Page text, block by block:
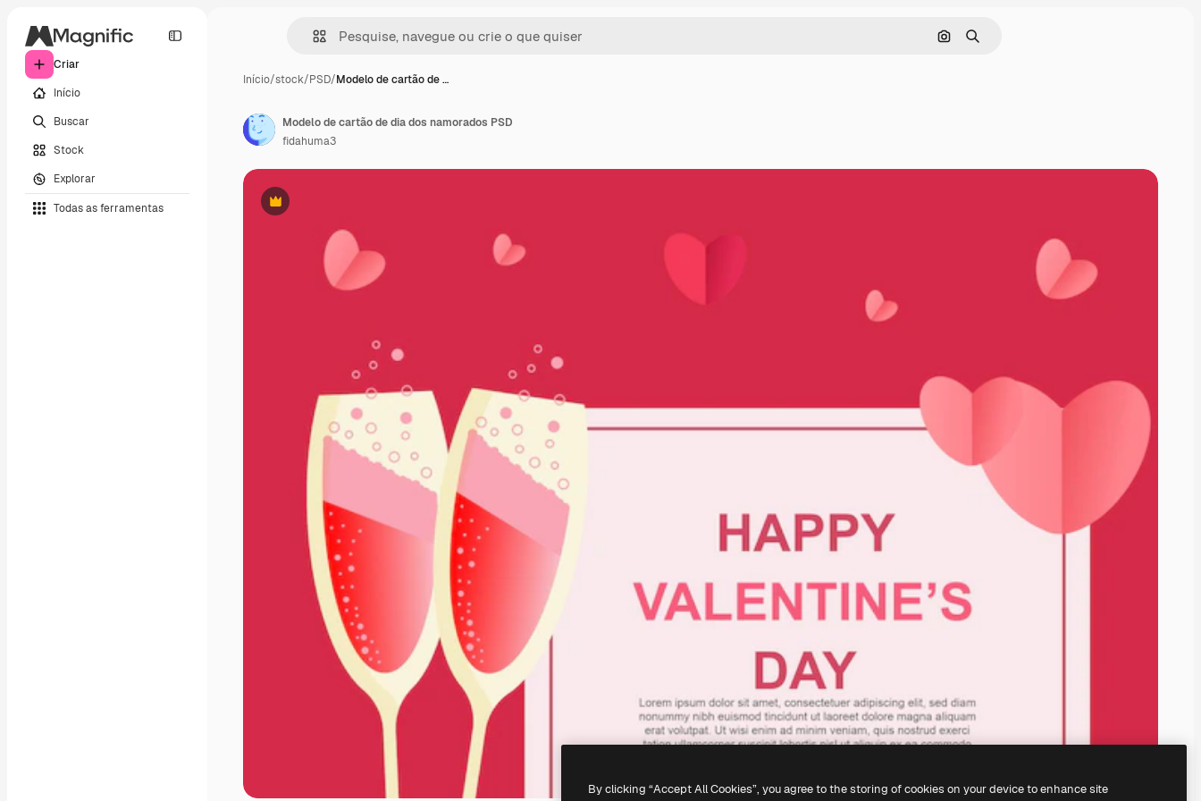
Criar
Início
Buscar
Stock
Explorar
Todas as ferramentas
Pesquisar por imagem
Buscar
Início/stock/PSD/Modelo de cartão de …
Premium
Modelo de cartão de dia dos namorados PSD
fidahuma3
By clicking “Accept All Cookies”, you agree to the storing of cookies on your device to enhance site